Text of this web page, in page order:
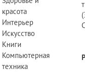
красота
Интерьер
Искусство
Книги
Компьютерная
техника